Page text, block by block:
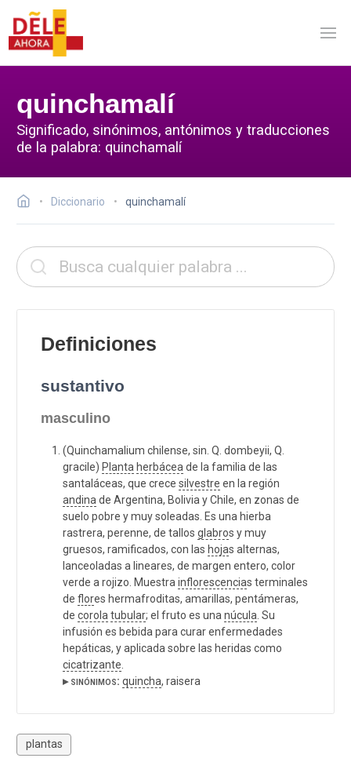
quinchamalí
Significado, sinónimos, antónimos y traducciones
de la palabra: quinchamalí
Diccionario quinchamalí
Definiciones
sustantivo
masculino
(Quinchamalium chilense, sin. Q. dombeyii, Q.
gracile) Planta herbácea de la familia de las
santaláceas, que crece silvestre en la región
andina de Argentina, Bolivia y Chile, en zonas de
suelo pobre y muy soleadas. Es una hierba
rastrera, perenne, de tallos glabros y muy
gruesos, ramificados, con las hojas alternas,
lanceoladas a lineares, de margen entero, color
verde a rojizo. Muestra inflorescencias terminales
de flores hermafroditas, amarillas, pentámeras,
de corola tubular; el fruto es una núcula . Su
infusión es bebida para curar enfermedades
hepáticas, y aplicada sobre las heridas como
cicatrizante
▸ sinónimos: quincha, raisera
plantas